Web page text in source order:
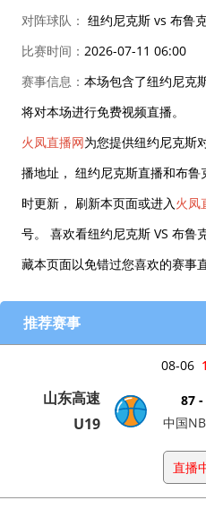
对阵球队： 纽约尼克斯 vs 布鲁
比赛时间： 2026-07-11 06:00
赛事信息： 本场包含了纽约尼克
将对本场进行免费视频直播。
火凤直播网为您提供纽约尼克斯
播地址， 纽约尼克斯直播和布
时更新， 刷新本页面或进入火凤
号。 喜欢看纽约尼克斯 VS 布鲁
藏本页面以免错过您喜欢的赛事直
推荐赛事
08-06
山东高速
U19
87 -
中国
直播